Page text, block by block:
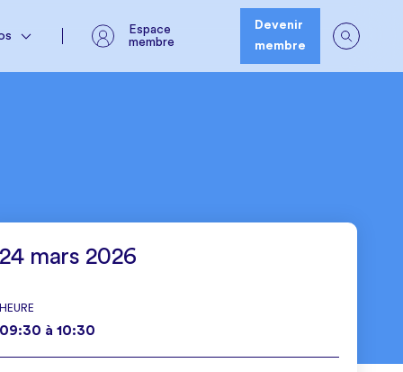
Espace
membre
Devenir
membre
24 mars 2026
HEURE
09:30 à 10:30